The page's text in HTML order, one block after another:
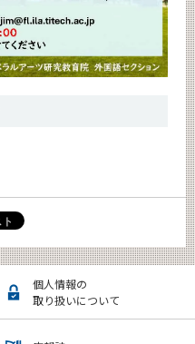
個人情報の
取り扱いについて